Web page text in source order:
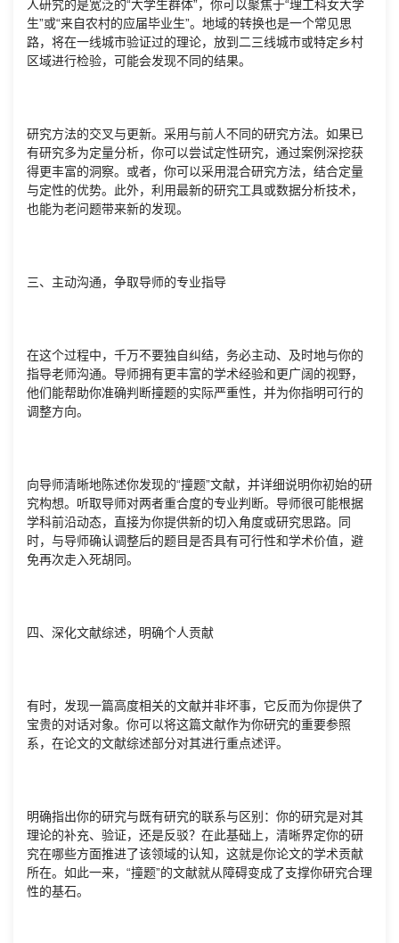
人研究的是宽泛的“大学生群体”，你可以聚焦于“理工科女大学
生”或“来自农村的应届毕业生”。地域的转换也是一个常见思
路，将在一线城市验证过的理论，放到二三线城市或特定乡村
区域进行检验，可能会发现不同的结果。
研究方法的交叉与更新。采用与前人不同的研究方法。如果已
有研究多为定量分析，你可以尝试定性研究，通过案例深挖获
得更丰富的洞察。或者，你可以采用混合研究方法，结合定量
与定性的优势。此外，利用最新的研究工具或数据分析技术，
也能为老问题带来新的发现。
三、主动沟通，争取导师的专业指导
在这个过程中，千万不要独自纠结，务必主动、及时地与你的
指导老师沟通。导师拥有更丰富的学术经验和更广阔的视野，
他们能帮助你准确判断撞题的实际严重性，并为你指明可行的
调整方向。
向导师清晰地陈述你发现的“撞题”文献，并详细说明你初始的研
究构想。听取导师对两者重合度的专业判断。导师很可能根据
学科前沿动态，直接为你提供新的切入角度或研究思路。同
时，与导师确认调整后的题目是否具有可行性和学术价值，避
免再次走入死胡同。
四、深化文献综述，明确个人贡献
有时，发现一篇高度相关的文献并非坏事，它反而为你提供了
宝贵的对话对象。你可以将这篇文献作为你研究的重要参照
系，在论文的文献综述部分对其进行重点述评。
明确指出你的研究与既有研究的联系与区别：你的研究是对其
理论的补充、验证，还是反驳？在此基础上，清晰界定你的研
究在哪些方面推进了该领域的认知，这就是你论文的学术贡献
所在。如此一来，“撞题”的文献就从障碍变成了支撑你研究合理
性的基石。